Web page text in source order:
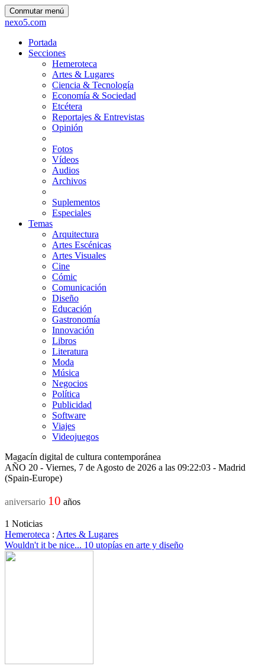
Conmutar menú
nexo5.com
Portada
Secciones
Hemeroteca
Artes & Lugares
Ciencia & Tecnología
Economía & Sociedad
Etcétera
Reportajes & Entrevistas
Opinión
Fotos
Vídeos
Audios
Archivos
Suplementos
Especiales
Temas
Arquitectura
Artes Escénicas
Artes Visuales
Cine
Cómic
Comunicación
Diseño
Educación
Gastronomía
Innovación
Libros
Literatura
Moda
Música
Negocios
Política
Publicidad
Software
Viajes
Videojuegos
Magacín digital de cultura contemporánea
AÑO 20 - Viernes, 7 de Agosto de 2026 a las 09:22:03 - Madrid
(Spain-Europe)
aniversario 10 años
1 Noticias
Hemeroteca : Artes & Lugares
Wouldn't it be nice... 10 utopías en arte y diseño